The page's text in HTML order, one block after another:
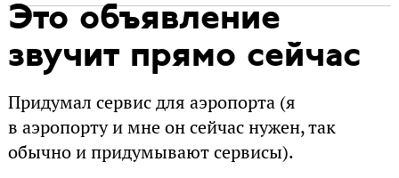
Это объявление
звучит прямо сейчас
Придумал сервис для аэропорта (я
в аэропорту и мне он сейчас нужен, так
обычно и придумывают сервисы).